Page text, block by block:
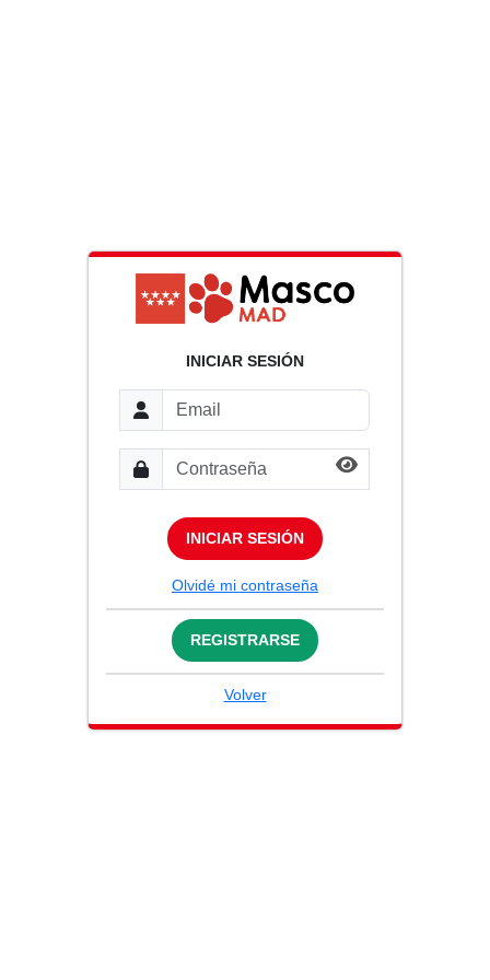
INICIAR SESIÓN
INICIAR SESIÓN
Olvidé mi contraseña
REGISTRARSE
Volver